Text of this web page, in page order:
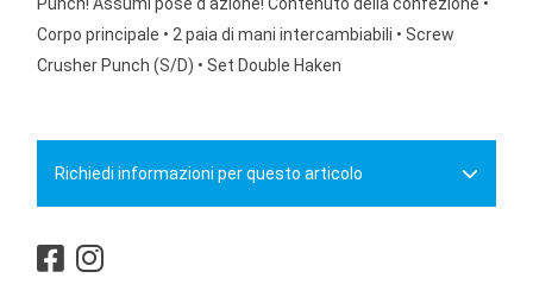
Corpo principale • 2 paia di mani intercambiabili • Screw
Crusher Punch (S/D) • Set Double Haken
Richiedi informazioni per questo articolo